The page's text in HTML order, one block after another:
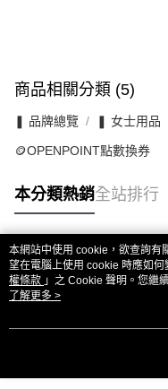
商品相關分類 (5)
❚ 品牌總覽 ❚ 女士用品
🪙OPENPOINT點數換券
本分類熱銷全站排行
熱門標籤
本網站中使用 cookie，欲查詢有
望在電腦上使用 cookie 時應如
權條款 」之 Cookie 聲明。您繼
用條款之 Cookie 聲明使用 cookie
了解更多 >